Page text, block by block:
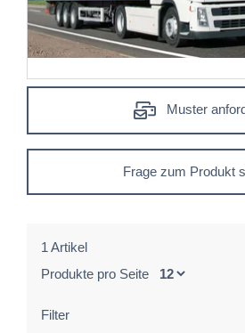
Muster
Frage zum Produkt
1 Artikel
Produkte pro Seite
Filter